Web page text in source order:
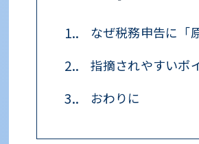
1. なぜ税務申告に「
2. 指摘されやすいポ
3. おわりに